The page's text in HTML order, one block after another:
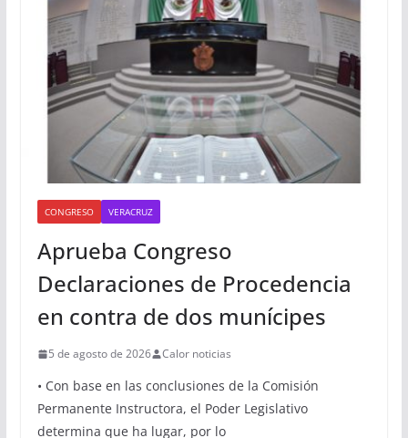
Sugerencias
CONGRESO VERACRUZ
Aprueba Congreso
Declaraciones de Procedencia